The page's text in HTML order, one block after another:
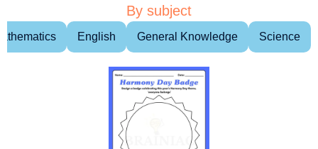
By subject
English General Knowledge Science